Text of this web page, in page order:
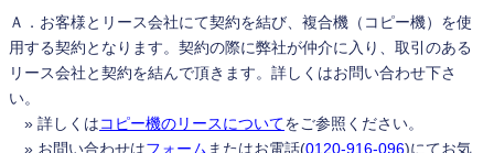
Ａ．お客様とリース会社にて契約を結び、複合機（コピー機）を使
用する契約となります。契約の際に弊社が仲介に入り、取引のある
リース会社と契約を結んで頂きます。詳しくはお問い合わせ下さ
い。
» 詳しくはコピー機のリースについてをご参照ください。
» お問い合わせはフォーム またはお電話(0120-916-096)にてお気